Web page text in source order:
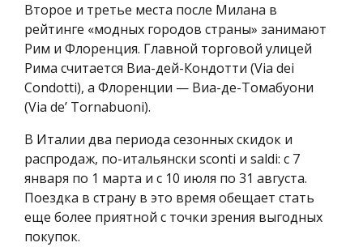
Второе и третье места после Милана в
рейтинге «модных городов страны» занимают
Рим и Флоренция. Главной торговой улицей
Рима считается Виа-дей-Кондотти (Via dei
Condotti), а Флоренции — Виа-де-Томабуони
(Via de’ Tornabuoni).
В Италии два периода сезонных скидок и
распродаж, по-итальянски sconti и saldi: с 7
января по 1 марта и с 10 июля по 31 августа.
Поездка в страну в это время обещает стать
еще более приятной с точки зрения выгодных
покупок.